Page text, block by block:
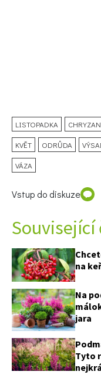
LISTOPADKA
KVĚT ODRŮDA
VÁZA
Vstup do diskuze
na
Na
jara
Tyto